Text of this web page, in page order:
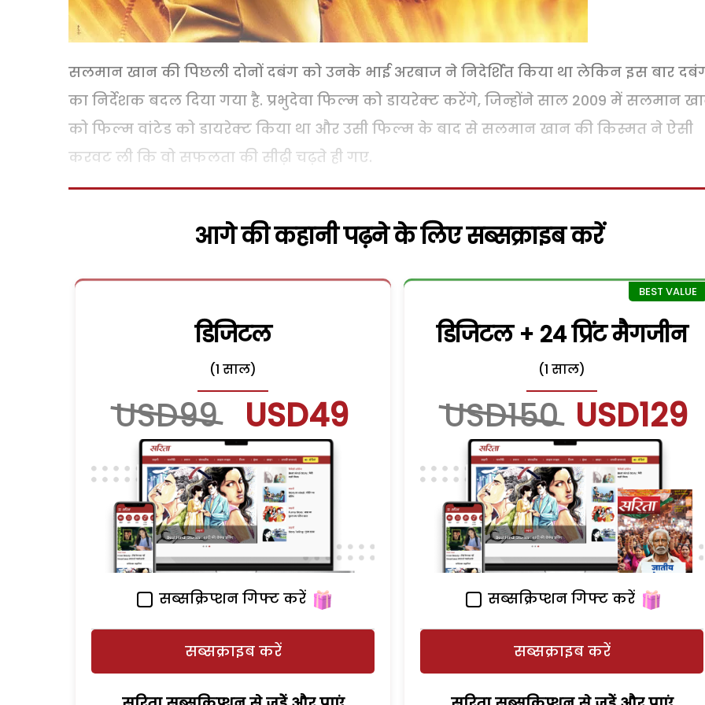
सलमान खान की पिछली दोनों दबंग को उनके भाई अरबाज ने निदेर्शित किया था लेकिन इस बार
का निर्देशक बदल दिया गया है. प्रभुदेवा फिल्म को डायरेक्ट करेंगे, जिन्होंने साल 2009 में सलमान
को फिल्म वांटेड को डायरेक्ट किया था और उसी फिल्म के बाद से सलमान खान की किस्मत ने ऐसी
करवट ली कि वो सफलता की सीढ़ी चढ़ते ही गए.
आगे की कहानी पढ़ने के लिए सब्सक्राइब करें
डिजिटल
(1 साल)
USD99 USD49
सब्सक्रिप्शन गिफ्ट करें
सब्सक्राइब करें
डिजिटल + 24 प्रिंट मैगजीन
(1 साल)
USD150 USD129
सब्सक्रिप्शन गिफ्ट करें
सब्सक्राइब करें